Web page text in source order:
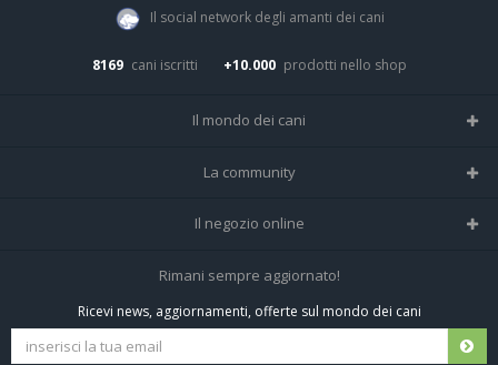
Il social network degli amanti dei cani
8169 cani iscritti +10.000 prodotti nello shop
Il mondo dei cani
Tutte le razze
La community
Home
Tutti i cani iscritti
Il negozio online
Negozio per cani
Spedizioni e resi
Rimani sempre aggiornato!
Ricevi news, aggiornamenti, offerte sul mondo dei cani